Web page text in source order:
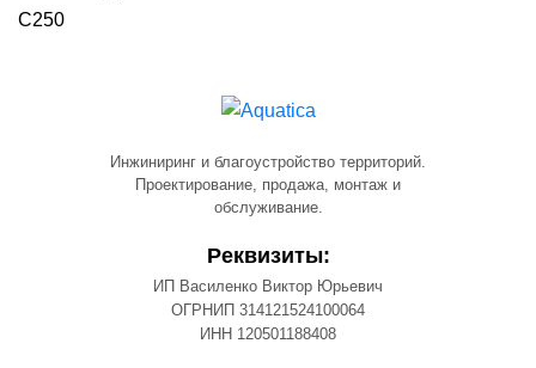
С250
Инжиниринг и благоустройство территорий.
Проектирование, продажа, монтаж и
обслуживание.
Реквизиты:
ИП Василенко Виктор Юрьевич
ОГРНИП 314121524100064
ИНН 120501188408